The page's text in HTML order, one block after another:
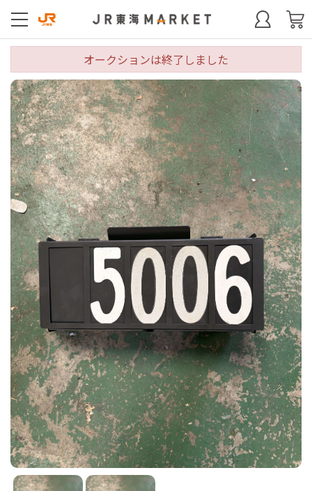
オークションは終了しました